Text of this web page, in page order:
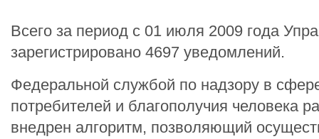
Всего за период с 01 июля 2009 года
зарегистрировано 4697 уведомлений.
Федеральной службой по надзору в
потребителей и благополучия человека
внедрен алгоритм, позволяющий